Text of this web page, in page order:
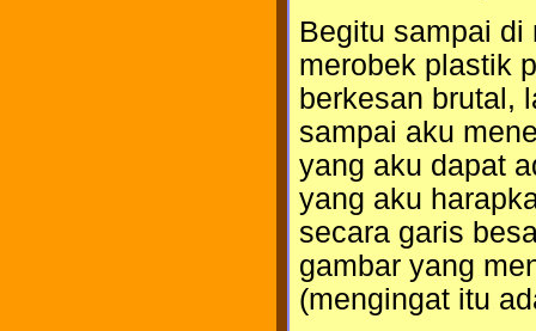
Begitu sampai di
merobek plastik
berkesan brutal,
sampai aku
yang aku dapat
yang aku
secara garis
gambar yang
(mengingat itu